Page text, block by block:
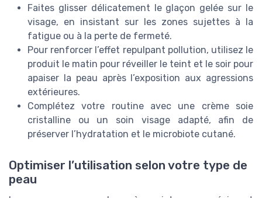
Faites glisser délicatement le glaçon gelée sur le
visage, en insistant sur les zones sujettes à la
fatigue ou à la perte de fermeté.
Pour renforcer l’effet repulpant pollution, utilisez le
produit le matin pour réveiller le teint et le soir pour
apaiser la peau après l’exposition aux agressions
extérieures.
Complétez votre routine avec une crème soie
cristalline ou un soin visage adapté, afin de
préserver l’hydratation et le microbiote cutané.
Optimiser l’utilisation selon votre type de
peau